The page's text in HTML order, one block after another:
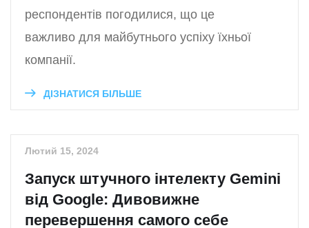
респондентів погодилися, що це
важливо для майбутнього успіху їхньої
компанії.
ДІЗНАТИСЯ БІЛЬШЕ
Лютий 15, 2024
Запуск штучного інтелекту Gemini
від Google: Дивовижне
перевершення самого себе